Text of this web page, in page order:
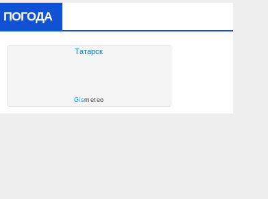
ПОГОДА
Татарск
Gismeteo